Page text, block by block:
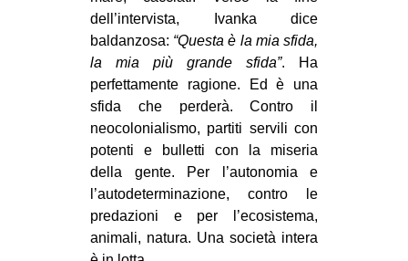
dell’intervista, Ivanka dice
baldanzosa: “Questa è la mia sfida,
la mia più grande sfida”. Ha
perfettamente ragione. Ed è una
sfida che perderà. Contro il
neocolonialismo, partiti servili con
potenti e bulletti con la miseria
della gente. Per l’autonomia e
l’autodeterminazione, contro le
predazioni e per l’ecosistema,
animali, natura. Una società intera